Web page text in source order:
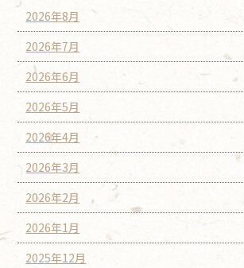
2026年8月
2026年7月
2026年6月
2026年5月
2026年4月
2026年3月
2026年2月
2026年1月
2025年12月